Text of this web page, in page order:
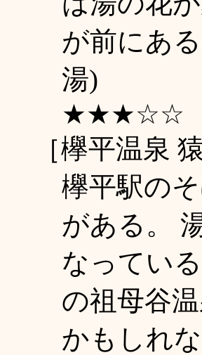
が前にあ
湯)
★★★☆☆
［欅平温泉
欅平駅の
がある。
なってい
の祖母谷
かもしれ